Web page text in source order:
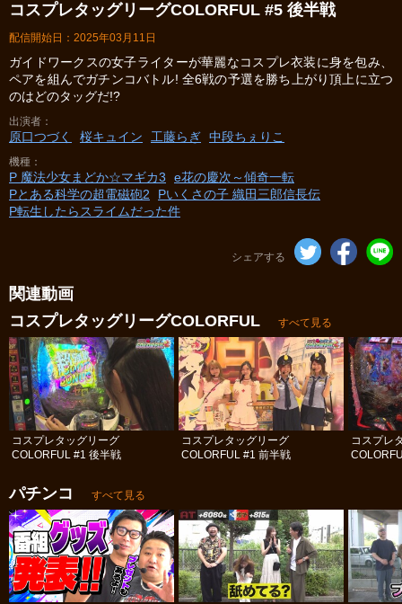
コスプレタッグリーグCOLORFUL #5 後半戦
配信開始日：2025年03月11日
ガイドワークスの女子ライターが華麗なコスプレ衣装に身を包み、
ペアを組んでガチンコバトル! 全6戦の予選を勝ち上がり頂上に立つ
のはどのタッグだ!?
出演者
原口つづく 桜キュイン 工藤らぎ 中段ちぇりこ
機種
P 魔法少女まどか☆マギカ3
e花の慶次～傾奇一転
Pとある科学の超電磁砲2
Pいくさの子 織田三郎信長伝
P転生したらスライムだった件
シェアする
関連動画
コスプレタッグリーグCOLORFUL
すべて見る
コスプレタッグリーグ
COLORFUL #1 後半戦
コスプレタッグリーグ
COLORFUL #1 前半戦
コスプレ
パチンコ すべて見る